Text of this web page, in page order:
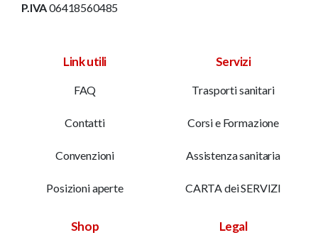
P.IVA06418560485
Link utili
FAQ
Contatti
Convenzioni
Posizioni aperte
Servizi
Trasporti sanitari
Corsi e Formazione
Assistenza sanitaria
CARTA dei SERVIZI
Shop Legal